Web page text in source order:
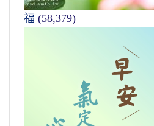
福 (58,379)